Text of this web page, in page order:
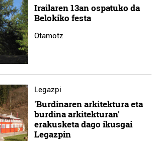
Irailaren 13an ospatuko da
Belokiko festa
Otamotz
Legazpi
'Burdinaren arkitektura eta
burdina arkitekturan'
erakusketa dago ikusgai
Legazpin